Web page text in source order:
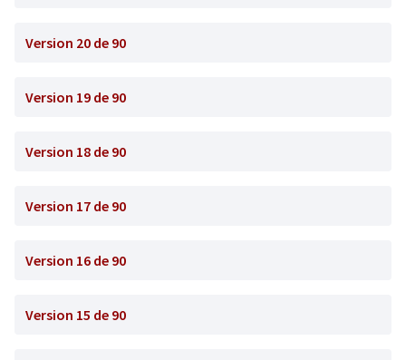
Version 20 de 90
Version 19 de 90
Version 18 de 90
Version 17 de 90
Version 16 de 90
Version 15 de 90